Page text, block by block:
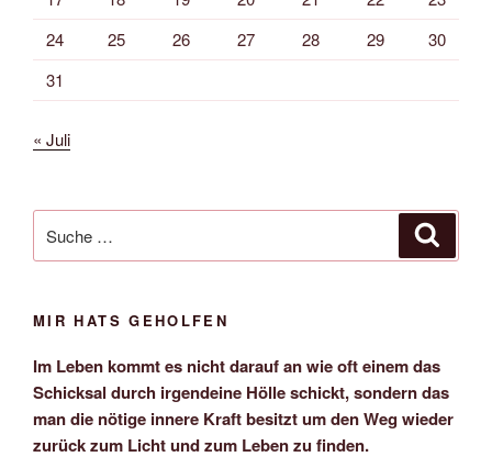
24
25 26 27 28 29
30
31
« Juli
nach:
MIR HATS GEHOLFEN
Im Leben kommt es nicht darauf an wie oft einem das
Schicksal durch irgendeine Hölle schickt, sondern das
man die nötige innere Kraft besitzt um den Weg wieder
zurück zum Licht und zum Leben zu finden.